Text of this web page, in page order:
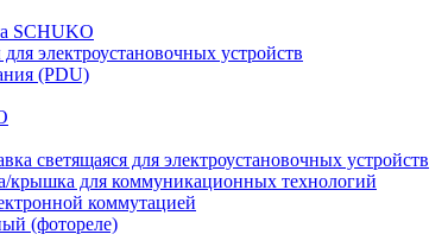
SCHUKO
электроустановочных устройств
(PDU)
светящаяся для электроустановочных устройств
крышка для коммуникационных технологий
коммутацией
(фотореле)